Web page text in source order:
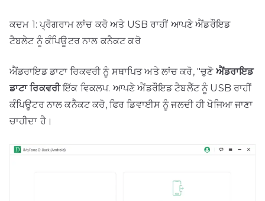
ਕਦਮ 1: ਪ੍ਰੋਗਰਾਮ ਲਾਂਚ ਕਰੋ ਅਤੇ USB ਰਾਹੀਂ ਆਪਣੇ ਐਂਡਰੌਇਡ
ਟੈਬਲੇਟ ਨੂੰ ਕੰਪਿਊਟਰ ਨਾਲ ਕਨੈਕਟ ਕਰੋ
ਐਂਡਰਾਇਡ ਡਾਟਾ ਰਿਕਵਰੀ ਨੂੰ ਸਥਾਪਿਤ ਅਤੇ ਲਾਂਚ ਕਰੋ, "ਚੁਣੋ ਐਂਡਰਾਇਡ
ਡਾਟਾ ਰਿਕਵਰੀਇੱਕ ਵਿਕਲਪ. ਆਪਣੇ ਐਂਡਰੌਇਡ ਟੈਬਲੈੱਟ ਨੂੰ USB ਰਾਹੀਂ
ਕੰਪਿਊਟਰ ਨਾਲ ਕਨੈਕਟ ਕਰੋ, ਫਿਰ ਡਿਵਾਈਸ ਨੂੰ ਜਲਦੀ ਹੀ ਖੋਜਿਆ ਜਾਣਾ
ਚਾਹੀਦਾ ਹੈ।